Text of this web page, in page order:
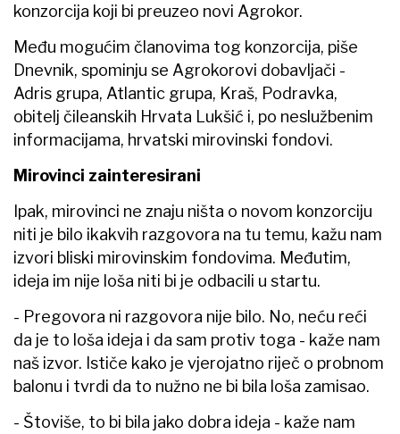
konzorcija koji bi preuzeo novi Agrokor.
Među mogućim članovima tog konzorcija, piše
Dnevnik, spominju se Agrokorovi dobavljači -
Adris grupa, Atlantic grupa, Kraš, Podravka,
obitelj čileanskih Hrvata Lukšić i, po neslužbenim
informacijama, hrvatski mirovinski fondovi.
Mirovinci zainteresirani
Ipak, mirovinci ne znaju ništa o novom konzorciju
niti je bilo ikakvih razgovora na tu temu, kažu nam
izvori bliski mirovinskim fondovima. Međutim,
ideja im nije loša niti bi je odbacili u startu.
- Pregovora ni razgovora nije bilo. No, neću reći
da je to loša ideja i da sam protiv toga - kaže nam
naš izvor. Ističe kako je vjerojatno riječ o probnom
balonu i tvrdi da to nužno ne bi bila loša zamisao.
- Štoviše, to bi bila jako dobra ideja - kaže nam